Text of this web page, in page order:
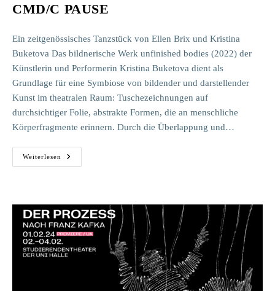
CMD/C PAUSE
Ein zeitgenössisches Tanzstück von Ellen Brix und Kristina
Buketova Das bildnerische Werk unfinished bodies (2022) der
Künstlerin und Performerin Kristina Buketova dient als
Grundlage für eine Symbiose von bildender und darstellender
Kunst im theatralen Raum: Tuschezeichnungen auf
durchsichtiger Folie, abstrakte Formen, die an menschliche
Körperfragmente erinnern. Durch die Überlappung und…
Weiterlesen
CMD/C
PAUSE